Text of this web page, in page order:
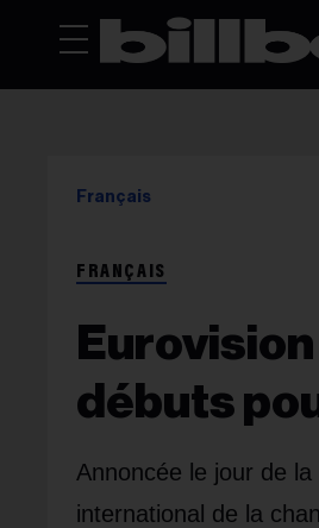
Français
FRANÇAIS
débuts
Annoncée le jour de
international de la